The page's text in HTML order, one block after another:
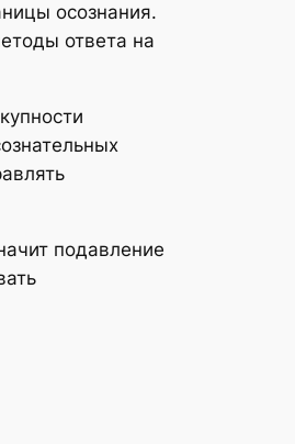
осознания.
ответа на
подавление